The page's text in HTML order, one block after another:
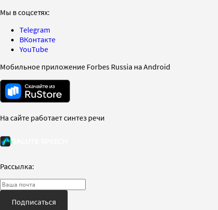
Мы в соцсетях:
Telegram
ВКонтакте
YouTube
Мобильное приложение Forbes Russia на Android
На сайте работает синтез речи
Рассылка:
Подписаться